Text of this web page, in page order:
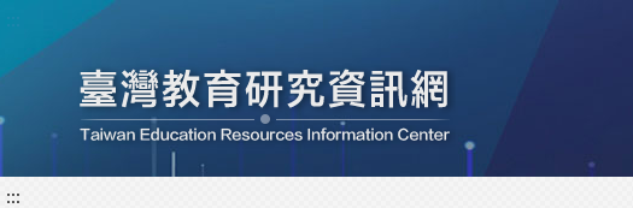
:::
:::